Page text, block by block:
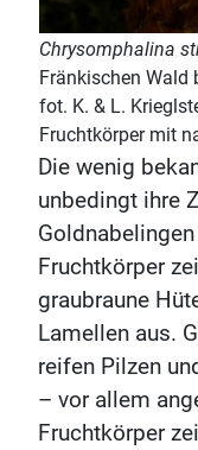
Chrysomphalina
Fränkischen Wald
fot. K. & L.
Fruchtkörper mit
Die wenig
unbedingt ihre
Fruchtkörper
graubraune
Lamellen aus.
reifen Pilzen
– vor allem
Fruchtkörper